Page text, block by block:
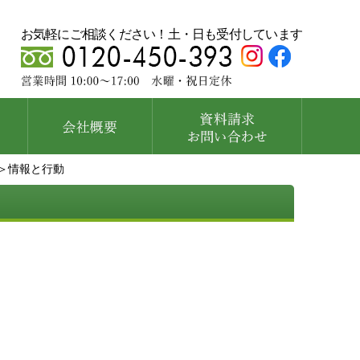
お気軽にご相談ください！土・日も受付しています
＞情報と行動